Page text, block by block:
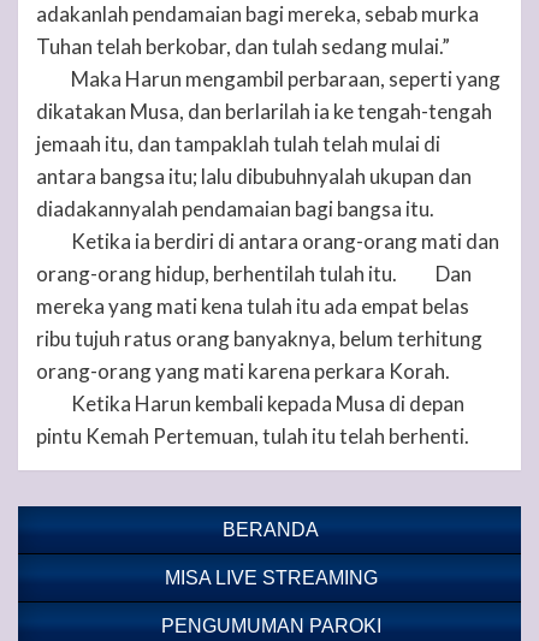
adakanlah pendamaian bagi mereka, sebab murka
Tuhantelah berkobar, dan tulah sedang mulai.”
Maka Harun mengambil perbaraan, seperti yang
dikatakan Musa, dan berlarilah ia ke tengah-tengah
jemaah itu, dan tampaklah tulah telah mulai di
antara bangsa itu; lalu dibubuhnyalah ukupan dan
diadakannyalah pendamaian bagi bangsa itu.
Ketika ia berdiri di antara orang-orang mati dan
orang-orang hidup, berhentilah tulah itu.
Dan
mereka yang mati kena tulah itu ada empat belas
ribu tujuh ratus orang banyaknya, belum terhitung
orang-orang yang mati karena perkara Korah.
Ketika Harun kembali kepada Musa di depan
pintu Kemah Pertemuan, tulah itu telah berhenti.
BERANDA
MISA LIVE STREAMING
PENGUMUMAN PAROKI